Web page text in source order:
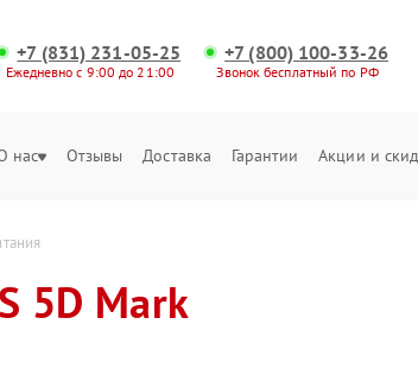
+7 (831) 231-05-25
Ежедневно с 9:00 до 21:00
+7 (800) 100-33-26
Звонок бесплатный по РФ
нас Отзывы Доставка Гарантии Акции и
5D Mark